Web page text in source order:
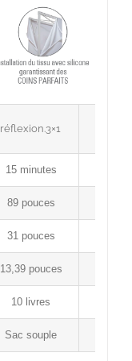
réflexion.3×1
15 minutes
89 pouces
31 pouces
13,39 pouces
10 livres
Sac souple